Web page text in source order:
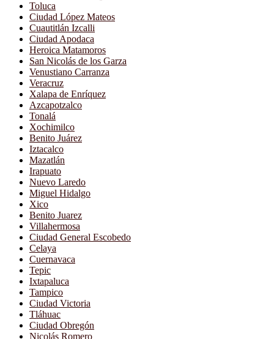
Toluca
Ciudad López Mateos
Cuautitlán Izcalli
Ciudad Apodaca
Heroica Matamoros
San Nicolás de los Garza
Venustiano Carranza
Veracruz
Xalapa de Enríquez
Azcapotzalco
Tonalá
Xochimilco
Benito Juárez
Iztacalco
Mazatlán
Irapuato
Nuevo Laredo
Miguel Hidalgo
Xico
Benito Juarez
Villahermosa
Ciudad General Escobedo
Celaya
Cuernavaca
Tepic
Ixtapaluca
Tampico
Ciudad Victoria
Tláhuac
Ciudad Obregón
Nicolás Romero